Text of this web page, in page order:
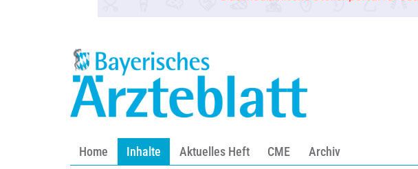
Home Inhalte Aktuelles Heft CME Archiv